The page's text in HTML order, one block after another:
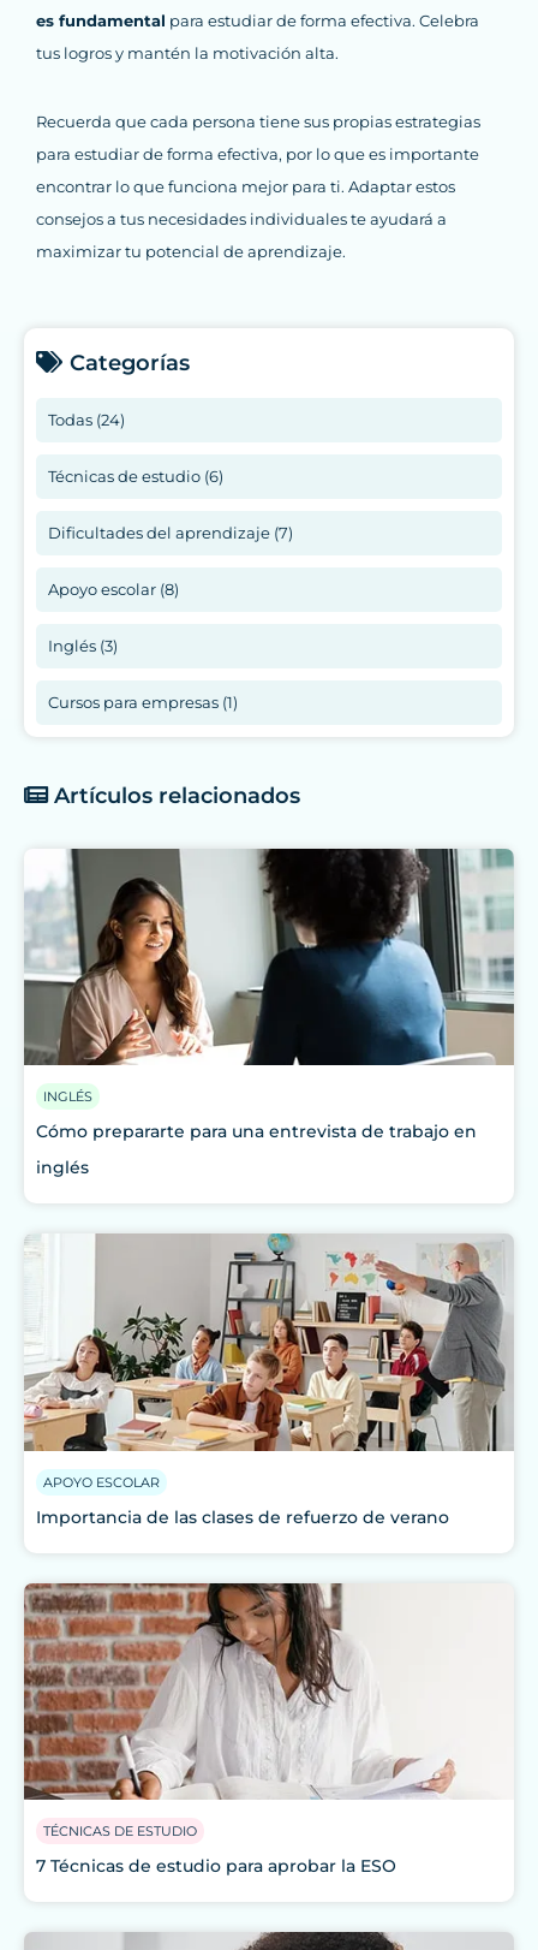
es fundamental para estudiar de forma efectiva. Celebra
tus logros y mantén la motivación alta.
Recuerda que cada persona tiene sus propias estrategias
para estudiar de forma efectiva, por lo que es importante
encontrar lo que funciona mejor para ti. Adaptar estos
consejos a tus necesidades individuales te ayudará a
maximizar tu potencial de aprendizaje.
Categorías
Todas (24)
Técnicas de estudio (6)
Dificultades del aprendizaje (7)
Apoyo escolar (8)
Inglés (3)
Cursos para empresas (1)
Artículos relacionados
INGLÉS
Cómo prepararte para una entrevista de trabajo en
inglés
APOYO ESCOLAR
Importancia de las clases de refuerzo de verano
TÉCNICAS DE ESTUDIO
7 Técnicas de estudio para aprobar la ESO